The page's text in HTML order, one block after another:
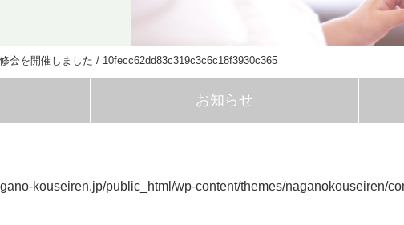
会を開催しました / 10fecc62dd83c319c3c6c18f3930c365
お知らせ
kouseiren.jp/public_html/wp-content/themes/naganokouseiren/